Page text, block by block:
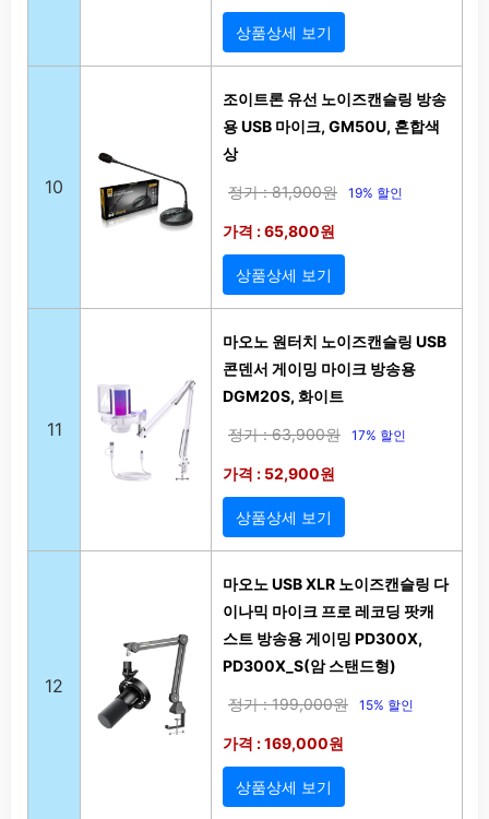
상품상세 보기
10
조이트론 유선 노이즈캔슬링 방송
용 USB 마이크, GM50U, 혼합색
상
정가 : 81,900원 19% 할인
가격 : 65,800원
상품상세 보기
11
마오노 원터치 노이즈캔슬링 USB
콘덴서 게이밍 마이크 방송용
DGM20S, 화이트
정가 : 63,900원 17% 할인
가격 : 52,900원
상품상세 보기
12
마오노 USB XLR 노이즈캔슬링 다
이나믹 마이크 프로 레코딩 팟캐
스트 방송용 게이밍 PD300X,
PD300X_S(암 스탠드형)
정가 : 199,000원 15% 할인
가격 : 169,000원
상품상세 보기